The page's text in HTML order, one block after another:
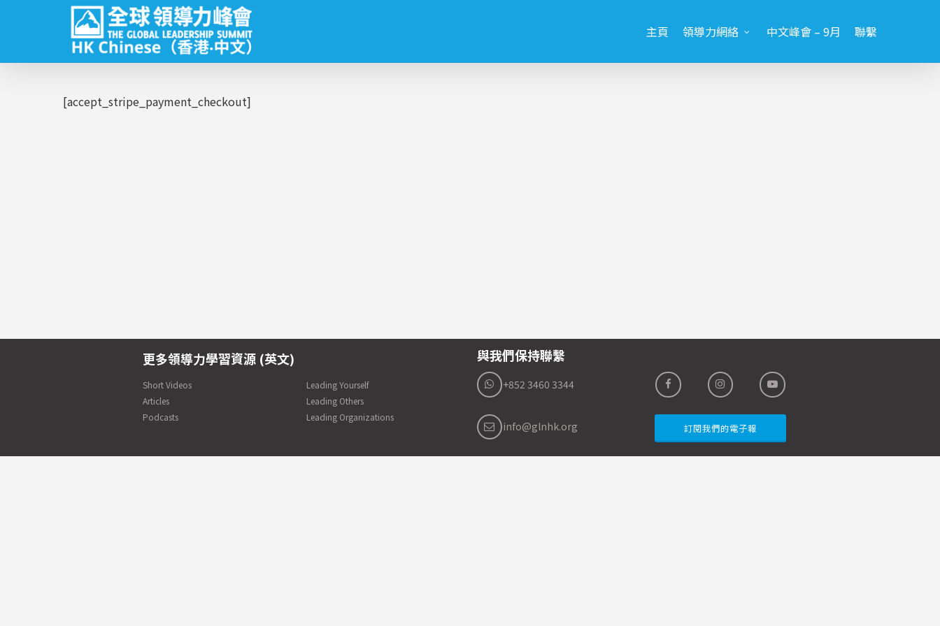
主頁 領導力網絡 中文峰會 – 9月 聯繫
[accept_stripe_payment_checkout]
更多領導力學習資源 (英文)
Short Videos
Articles
Podcasts
Leading Yourself
Leading Others
Leading Organizations
與我們保持聯繫
+852 3460 3344
info@glnhk.org 訂閱我們的電子報